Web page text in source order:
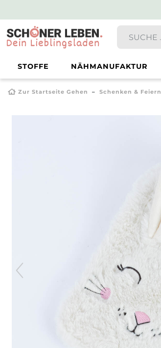
STOFFE NÄHMANUFAKTUR
Zur Startseite Gehen Schenken & Feiern